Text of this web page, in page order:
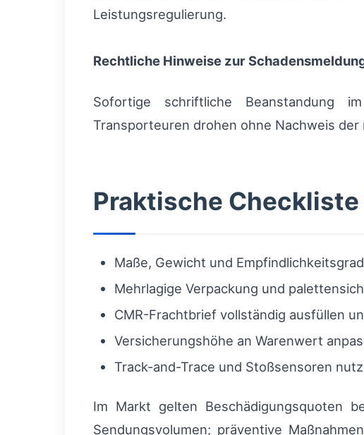
Leistungsregulierung.
Rechtliche Hinweise zur
Sofortige schriftliche Beanstandung
Transporteuren drohen ohne Nachweis
Praktische
Maße, Gewicht und
Mehrlagige Verpackung und
CMR-Frachtbrief vollständig ausfüllen
Versicherungshöhe an Warenwert
Track-and-Trace und Stoßsensoren
Im Markt gelten Beschädigungsquoten
Sendungsvolumen; präventive